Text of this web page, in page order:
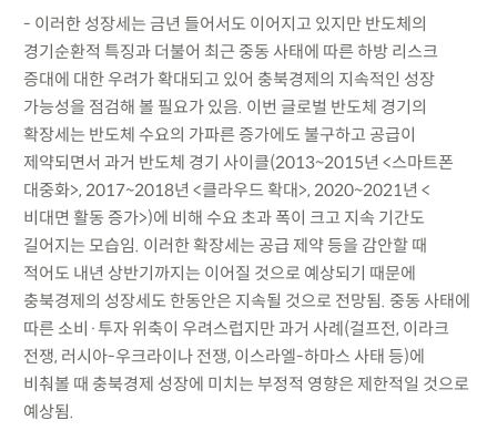
- 이러한 성장세는 금년 들어서도 이어지고 있지만 반도체의
경기순환적 특징과 더불어 최근 중동 사태에 따른 하방 리스크
증대에 대한 우려가 확대되고 있어 충북경제의 지속적인 성장
가능성을 점검해 볼 필요가 있음. 이번 글로벌 반도체 경기의
확장세는 반도체 수요의 가파른 증가에도 불구하고 공급이
제약되면서 과거 반도체 경기 사이클(2013~2015년 <스마트폰
대중화>, 2017~2018년 <클라우드 확대>, 2020~2021년 <
비대면 활동 증가>)에 비해 수요 초과 폭이 크고 지속 기간도
길어지는 모습임. 이러한 확장세는 공급 제약 등을 감안할 때
적어도 내년 상반기까지는 이어질 것으로 예상되기 때문에
충북경제의 성장세도 한동안은 지속될 것으로 전망됨. 중동 사태에
따른 소비·투자 위축이 우려스럽지만 과거 사례(걸프전, 이라크
전쟁, 러시아-우크라이나 전쟁, 이스라엘-하마스 사태 등)에
비춰볼 때 충북경제 성장에 미치는 부정적 영향은 제한적일 것으로
예상됨.